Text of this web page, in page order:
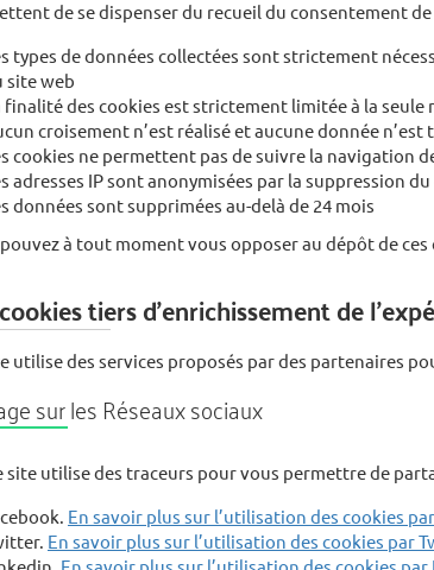
de se dispenser du recueil du consentement
types de données collectées sont strictement
site web
finalité des cookies est strictement limitée à la seule
croisement n’est réalisé et aucune donnée n’est
cookies ne permettent pas de suivre la navigation
adresses IP sont anonymisées par la suppression
données sont supprimées au-delà de 24 mois
à tout moment vous opposer au dépôt de
tiers d’enrichissement de
utilise des services proposés par des partenaires
sur les Réseaux sociaux
site utilise des traceurs pour vous permettre de
En savoir plus sur l’utilisation des cookies
En savoir plus sur l’utilisation des cookies par